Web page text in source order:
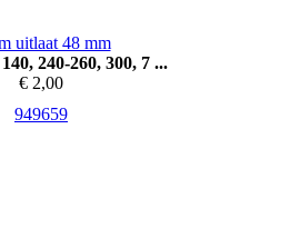
uitlaat 48 mm
140, 240-260, 300, 7 ...
€ 2,00
949659